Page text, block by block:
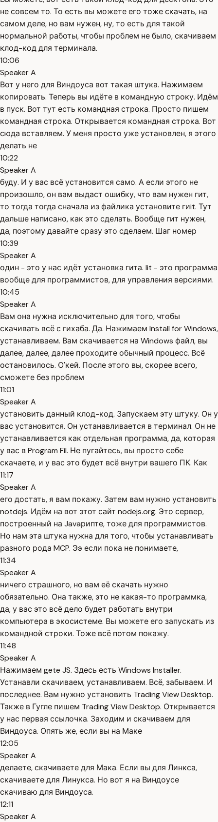
не совсем то. То есть вы можете его тоже скачать, на
самом деле, но вам нужен, ну, то есть для такой
нормальной работы, чтобы проблем не было, скачиваем
клод-код для терминала.
10:06
Speaker A
Вот у него для Виндоуса вот такая штука. Нажимаем
копировать. Теперь вы идёте в командную строку. Идём
в пуск. Вот тут есть командная строка. Просто пишем
командная строка. Открывается командная строка. Вот
сюда вставляем. У меня просто уже установлен, я этого
делать не
10:22
Speaker A
буду. И у вас всё установится само. А если этого не
произошло, он вам выдаст ошибку, что вам нужен гит,
то тогда тогда сначала из файлика установите гиit. Тут
дальше написано, как это сделать. Вообще гит нужен,
да, поэтому давайте сразу это сделаем. Шаг номер
10:39
Speaker A
один - это у нас идёт установка гита. Iit - это программа
вообще для программистов, для управления версиями.
10:45
Speaker A
Вам она нужна исключительно для того, чтобы
скачивать всё с гихаба. Да. Нажимаем Install for Windows,
устанавливаем. Вам скачивается на Windows файл, вы
далее, далее, далее проходите обычный процесс. Всё
остановилось. О'кей. После этого вы, скорее всего,
сможете без проблем
11:01
Speaker A
установить данный клод-код. Запускаем эту штуку. Он у
вас установится. Он устанавливается в терминал. Он не
устанавливается как отдельная программа, да, которая
у вас в Program Fil. Не пугайтесь, вы просто себе
скачаете, и у вас это будет всё внутри вашего ПК. Как
11:17
Speaker A
его достать, я вам покажу. Затем вам нужно установить
notdejs. Идём на вот этот сайт nodejs.org. Это сервер,
построенный на Javaрипте, тоже для программистов.
Но нам эта штука нужна для того, чтобы устанавливать
разного рода MCP. Ээ если пока не понимаете,
11:34
Speaker A
ничего страшного, но вам её скачать нужно
обязательно. Она также, это не какая-то программка,
да, у вас это всё дело будет работать внутри
компьютера в экосистеме. Вы можете его запускать из
командной строки. Тоже всё потом покажу.
11:48
Speaker A
Нажимаем gete JS. Здесь есть Windows Installer.
Устанавли скачиваем, устанавливаем. Всё, забываем. И
последнее. Вам нужно установить Trading View Desktop.
Также в Гугле пишем Trading View Desktop. Открывается
у нас первая ссылочка. Заходим и скачиваем для
Виндоуса. Опять же, если вы на Маке
12:05
Speaker A
делаете, скачиваете для Мака. Если вы для Линкса,
скачиваете для Линукса. Но вот я на Виндоусе
скачиваю для Виндоуса.
12:11
Speaker A